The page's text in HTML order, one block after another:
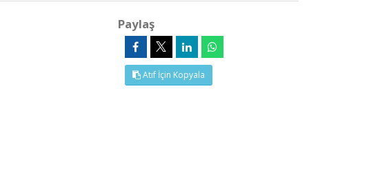
Paylaş
Atıf İçin Kopyala